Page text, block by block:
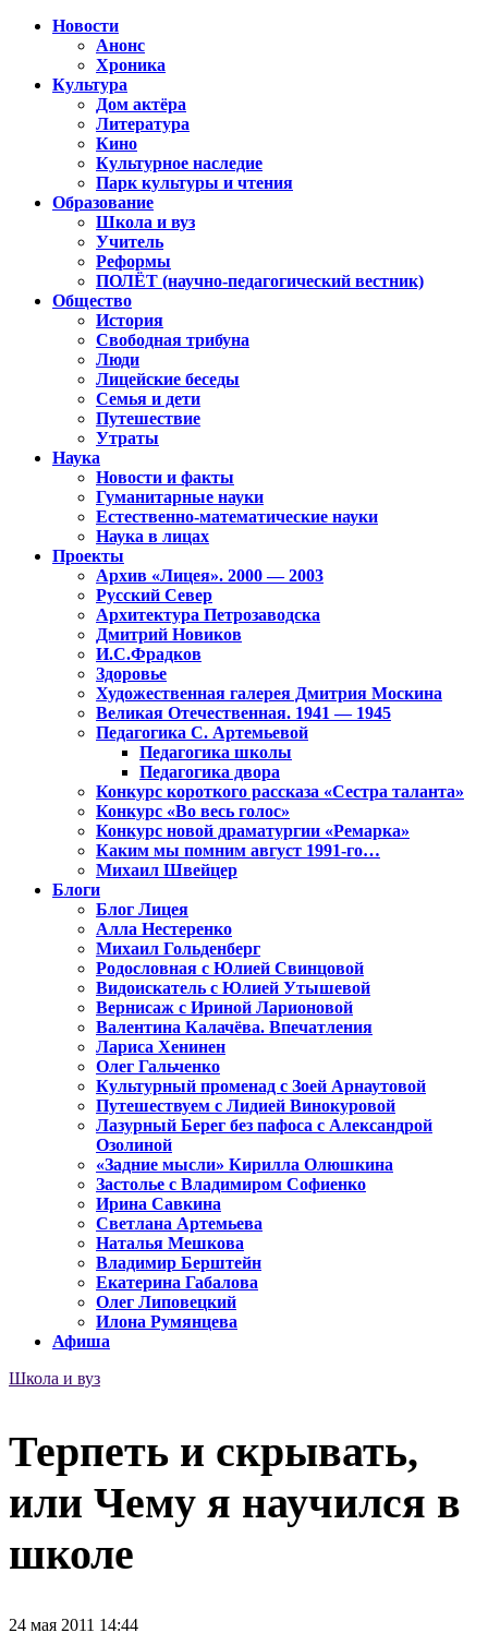
Новости
Анонс
Хроника
Культура
Дом актёра
Литература
Кино
Культурное наследие
Парк культуры и чтения
Образование
Школа и вуз
Учитель
Реформы
ПОЛЁТ (научно-педагогический вестник)
Общество
История
Свободная трибуна
Люди
Лицейские беседы
Семья и дети
Путешествие
Утраты
Наука
Новости и факты
Гуманитарные науки
Естественно-математические науки
Наука в лицах
Проекты
Архив «Лицея». 2000 — 2003
Русский Север
Архитектура Петрозаводска
Дмитрий Новиков
И.С.Фрадков
Здоровье
Художественная галерея Дмитрия Москина
Великая Отечественная. 1941 — 1945
Педагогика С. Артемьевой
Педагогика школы
Педагогика двора
Конкурс короткого рассказа «Сестра таланта»
Конкурс «Во весь голос»
Конкурс новой драматургии «Ремарка»
Каким мы помним август 1991-го…
Михаил Швейцер
Блоги
Блог Лицея
Алла Нестеренко
Михаил Гольденберг
Родословная с Юлией Свинцовой
Видоискатель с Юлией Утышевой
Вернисаж с Ириной Ларионовой
Валентина Калачёва. Впечатления
Лариса Хенинен
Олег Гальченко
Культурный променад с Зоей Арнаутовой
Путешествуем с Лидией Винокуровой
Лазурный Берег без пафоса с Александрой
Озолиной
«Задние мысли» Кирилла Олюшкина
Застолье с Владимиром Софиенко
Ирина Савкина
Светлана Артемьева
Наталья Мешкова
Владимир Берштейн
Екатерина Габалова
Олег Липовецкий
Илона Румянцева
Афиша
Школа и вуз
Терпеть и скрывать,
или Чему я научился в
школе
24 мая 2011 14:44